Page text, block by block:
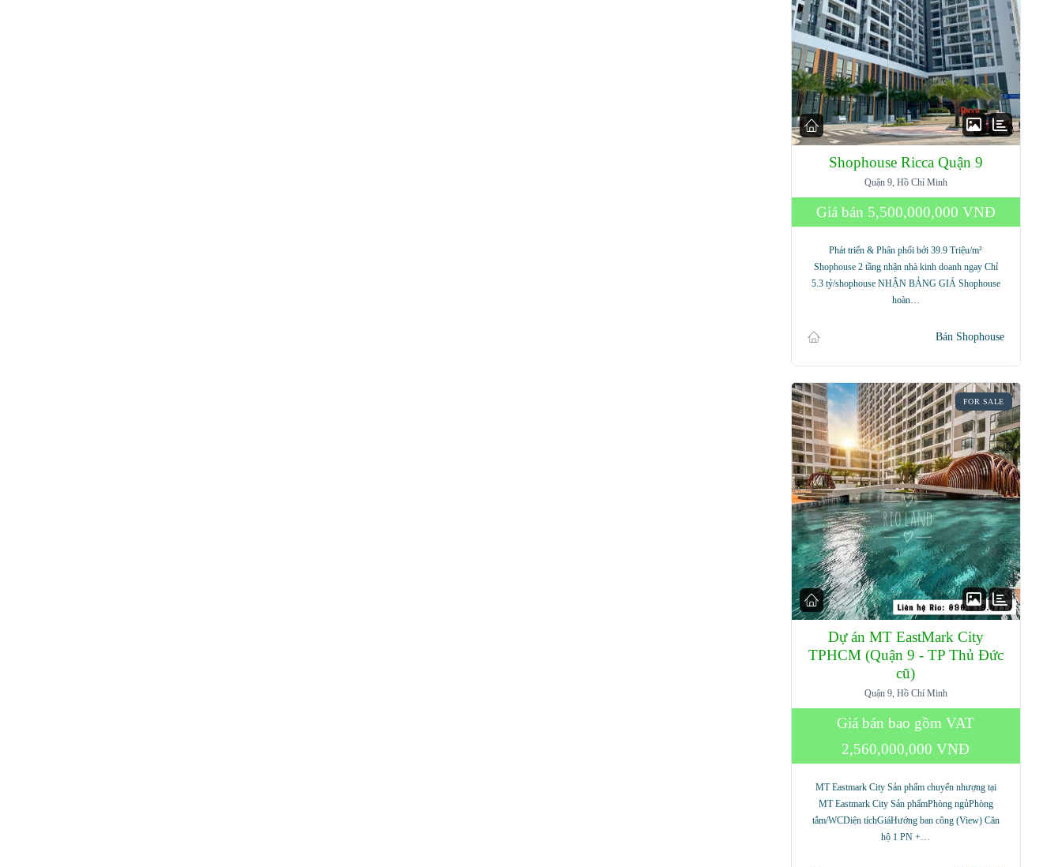
Shophouse Ricca Quận 9
Quận 9, Hồ Chí Minh
Giá bán 5,500,000,000 VNĐ
Phát triển & Phân phối bởi 39.9 Triệu/m²
Shophouse 2 tầng nhận nhà kinh doanh ngay Chỉ
5.3 tỷ/shophouse NHẬN BẢNG GIÁ Shophouse
hoàn…
Bán Shophouse
FOR SALE
Dự án MT EastMark City
TPHCM (Quận 9 - TP Thủ Đức
cũ)
Quận 9, Hồ Chí Minh
Giá bán bao gồm VAT
2,560,000,000 VNĐ
MT Eastmark City Sản phẩm chuyển nhượng tại
MT Eastmark City Sản phẩmPhòng ngủPhòng
tắm/WCDiện tíchGiáHướng ban công (View) Căn
hộ 1 PN +…